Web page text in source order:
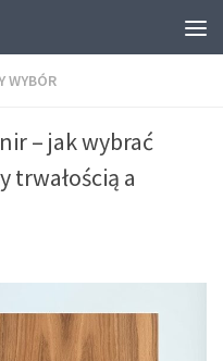
WYBÓR
– jak wybrać
trwałością a